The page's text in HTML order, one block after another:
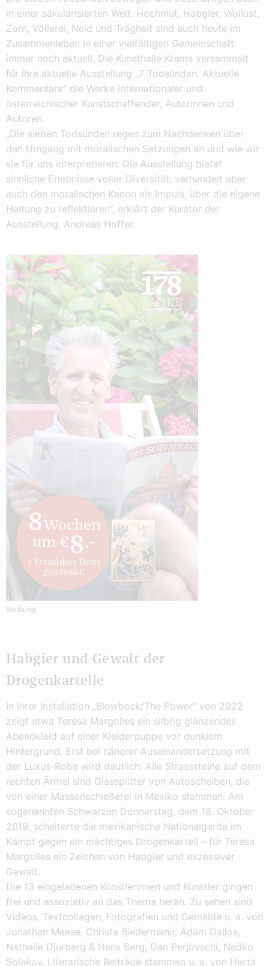
in einer säkularisierten Welt. Hochmut, Habgier, Wollust,
Zorn, Völlerei, Neid und Trägheit sind auch heute im
Zusammenleben in einer vielfältigen Gemeinschaft
immer noch aktuell. Die Kunsthalle Krems versammelt
für ihre aktuelle Ausstellung „7 Todsünden. Aktuelle
Kommentare“ die Werke internationaler und
österreichischer Kunstschaffender, Autorinnen und
Autoren.
„Die sieben Todsünden regen zum Nachdenken über
den Umgang mit moralischen Setzungen an und wie wir
sie für uns interpretieren. Die Ausstellung bietet
sinnliche Erlebnisse voller Diversität, verhandelt aber
auch den moralischen Kanon als Impuls, über die eigene
Haltung zu reflektieren“, erklärt der Kurator der
Ausstellung, Andreas Hoffer.
Werbung
Habgier und Gewalt der
Drogenkartelle
In ihrer Installation „Blowback/The Power“ von 2022
zeigt etwa Teresa Margolles ein silbrig glänzendes
Abendkleid auf einer Kleiderpuppe vor dunklem
Hintergrund. Erst bei näherer Auseinandersetzung mit
der Luxus-Robe wird deutlich: Alle Strasssteine auf dem
rechten Ärmel sind Glassplitter von Autoscheiben, die
von einer Massenschießerei in Mexiko stammen. Am
sogenannten Schwarzen Donnerstag, dem 18. Oktober
2019, scheiterte die mexikanische Nationalgarde im
Kampf gegen ein mächtiges Drogenkartell – für Teresa
Margolles ein Zeichen von Habgier und exzessiver
Gewalt.
Die 13 eingeladenen Künstlerinnen und Künstler gingen
frei und assoziativ an das Thema heran. Zu sehen sind
Videos, Textcollagen, Fotografien und Gemälde u. a. von
Jonathan Meese, Christa Biedermann, Ádám Dallos,
Nathalie Djurberg & Hans Berg, Dan Perjovschi, Nedko
Solakov. Literarische Beiträge stammen u. a. von Herta